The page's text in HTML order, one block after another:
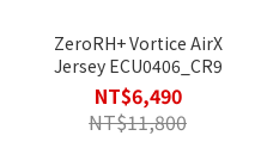
ZeroRH+ Vortice AirX
Jersey ECU0406_CR9
NT$6,490
NT$11,800